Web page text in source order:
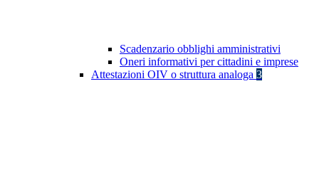
Scadenzario obblighi amministrativi
Oneri informativi per cittadini e imprese
Attestazioni OIV o struttura analoga 3